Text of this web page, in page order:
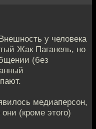
у человека
Жак Паганель, но
(без
медиаперсон,
(кроме этого)